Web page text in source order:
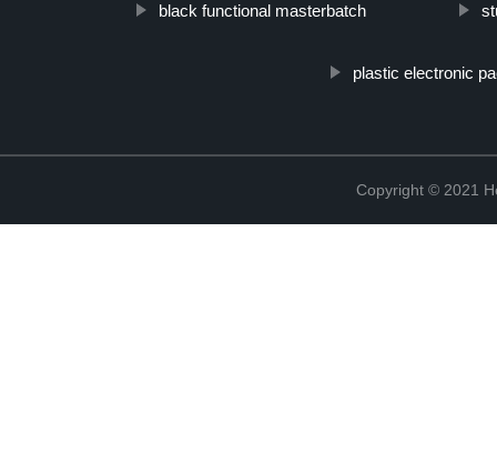
black functional masterbatch
plastic electronic
Copyright © 2021